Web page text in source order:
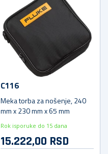
C116
Meka torba za nošenje, 240
mm x 230 mm x 65 mm
Rok isporuke do 15 dana
15.222,00 RSD